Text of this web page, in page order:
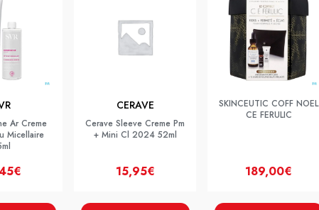
Ar Creme
Micellaire
CERAVE
Cerave Sleeve Creme Pm
+ Mini Cl 2024 52ml
15,95€
SKINCEUTIC COFF NOEL
CE FERULIC
189,00€